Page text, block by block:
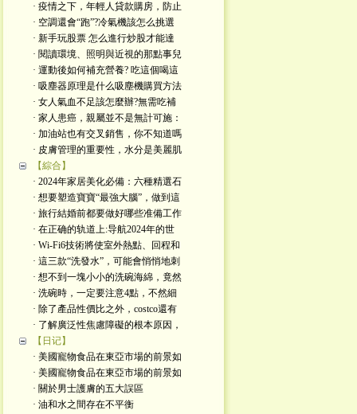
· 疫情之下，年輕人貸款購房，防止
· 空調還會“跑”?冷氣機該怎么挑選
· 新手玩股票 怎么進行炒股才能達
· 閱讀環境、照明與近視的那點事兒
· 運動後如何補充營養? 吃這個喝這
· 吸塵器原理是什么吸塵機購買方法
· 女人氣血不足該怎麼辦?無需吃補
· 家人患癌，親屬並不是無計可施：
· 加油站也有交叉銷售，你不知道嗎
· 皮膚管理的重要性，水分是美麗肌
【綜合】
· 2024年家居美化必備：六種精選石
· 想要塑造寶寶“最強大腦”，做到這
· 旅行結婚前都要做好哪些准備工作
· 在正确的轨道上:导航2024年的世
· Wi-Fi6技術將使室外熱點、回程和
· 這三款“洗發水”，可能會悄悄地刺
· 想不到一塊小小的洗碗海綿，竟然
· 洗碗時，一定要注意4點，不然細
· 除了產品性價比之外，costco還有
· 了解廣泛性焦慮障礙的根本原因，
【日记】
· 美國寵物食品在東亞市場的前景如
· 美國寵物食品在東亞市場的前景如
· 關於男士護膚的五大誤區
· 油和水之間存在不平衡